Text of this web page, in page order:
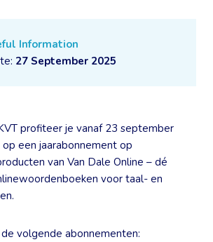
Information
27 September 2025
profiteer je vanaf 23 september
een jaarabonnement op
van Van Dale Online – dé
voor taal- en
de volgende abonnementen: